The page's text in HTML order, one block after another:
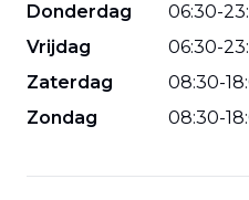
Donderdag
06:30-23:
Vrijdag
06:30-23:
Zaterdag
08:30-18:
Zondag
08:30-18: